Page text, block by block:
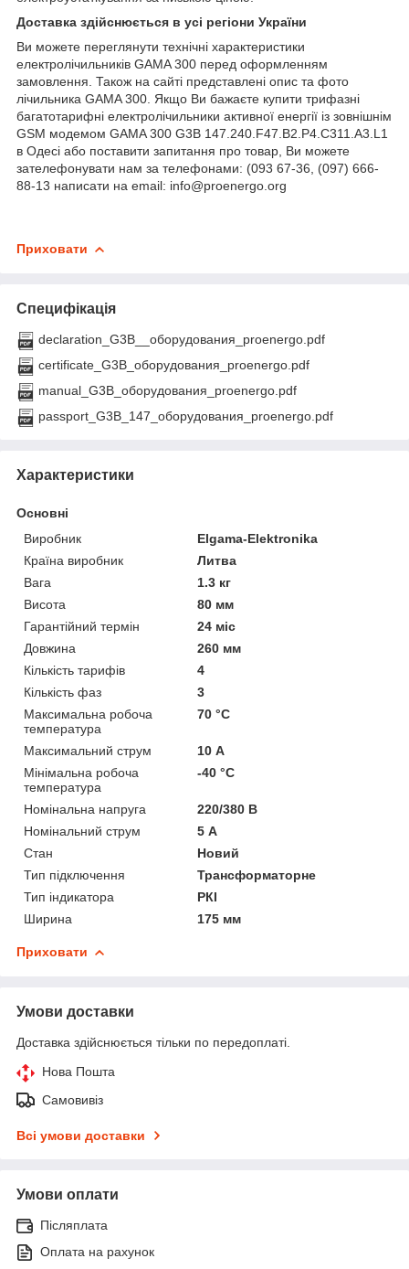
Доставка здійснюється в усі регіони України
Ви можете переглянути технічні характеристики
електролічильників GAMA 300 перед оформленням
замовлення. Також на сайті представлені опис та фото
лічильника GAMA 300. Якщо Ви бажаєте купити трифазні
багатотарифні електролічильники активної енергії із зовнішнім
GSM модемом GAMA 300 G3B 147.240.F47.B2.P4.C311.A3.L1
в Одесі або поставити запитання про товар, Ви можете
зателефонувати нам за телефонами: (093 67-36, (097) 666-
88-13 написати на email: info@proenergo.org
Приховати
Специфікація
declaration_G3B__оборудования_proenergo.pdf
certificate_G3B_оборудования_proenergo.pdf
manual_G3B_оборудования_proenergo.pdf
passport_G3B_147_оборудования_proenergo.pdf
Характеристики
Основні
Виробник
Elgama-Elektronika
Країна виробник
Литва
Вага
1.3 кг
Висота
80 мм
Гарантійний термін
24 міс
Довжина
260 мм
Кількість тарифів
4
Кількість фаз
3
Максимальна робоча
температура
70 °С
Максимальний струм
10 А
Мінімальна робоча
температура
-40 °С
Номінальна напруга
220/380 В
Номінальний струм
5 А
Стан
Новий
Тип підключення
Трансформаторне
Тип індикатора
РКІ
Ширина
175 мм
Приховати
Умови доставки
Доставка здійснюється тільки по передоплаті.
Нова Пошта
Самовивіз
Всі умови доставки
Умови оплати
Післяплата
Оплата на рахунок